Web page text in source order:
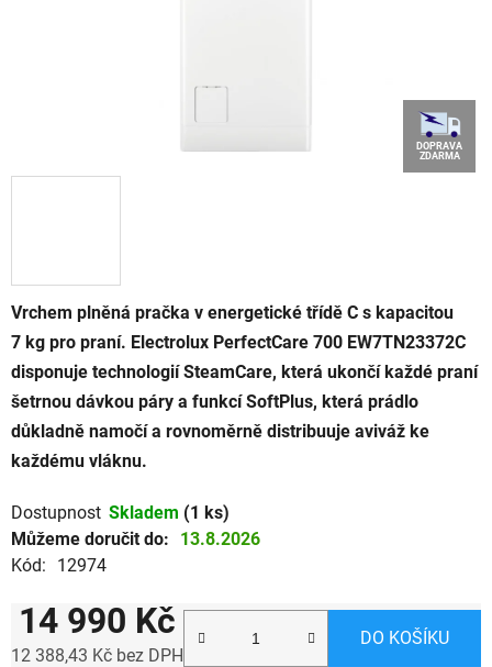
Vrchem plněná pračka v energetické třídě C s kapacitou
7 kg pro praní. Electrolux PerfectCare 700 EW7TN23372C
disponuje technologií SteamCare, která ukončí každé praní
šetrnou dávkou páry a funkcí SoftPlus, která prádlo
důkladně namočí a rovnoměrně distribuuje aviváž ke
každému vláknu.
Dostupnost Skladem (1 ks)
Můžeme doručit do:
13.8.2026
Kód:
12974
14 990 Kč
12 388,43 Kč bez DPH
DO KOŠÍKU
DOPRAVA
ZDARMA